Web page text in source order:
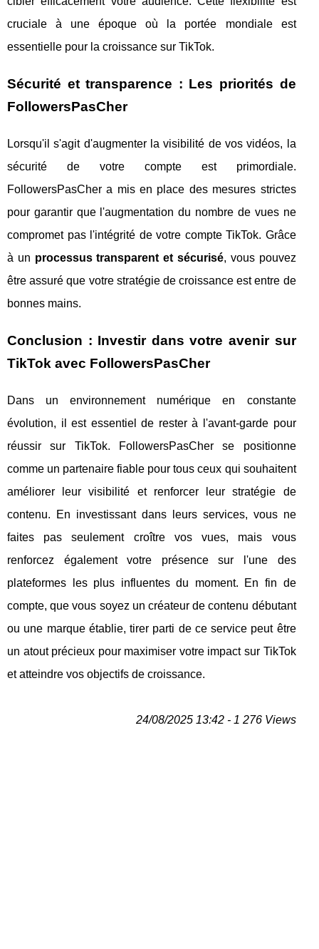
cruciale à une époque où la portée mondiale est
essentielle pour la croissance sur TikTok.
Sécurité et transparence : Les priorités de
FollowersPasCher
Lorsqu'il s'agit d'augmenter la visibilité de vos vidéos, la
sécurité de votre compte est primordiale.
FollowersPasCher a mis en place des mesures strictes
pour garantir que l'augmentation du nombre de vues ne
compromet pas l'intégrité de votre compte TikTok. Grâce
à un processus transparent et sécurisé, vous pouvez
être assuré que votre stratégie de croissance est entre de
bonnes mains.
Conclusion : Investir dans votre avenir sur
TikTok avec FollowersPasCher
Dans un environnement numérique en constante
évolution, il est essentiel de rester à l'avant-garde pour
réussir sur TikTok. FollowersPasCher se positionne
comme un partenaire fiable pour tous ceux qui souhaitent
améliorer leur visibilité et renforcer leur stratégie de
contenu. En investissant dans leurs services, vous ne
faites pas seulement croître vos vues, mais vous
renforcez également votre présence sur l'une des
plateformes les plus influentes du moment. En fin de
compte, que vous soyez un créateur de contenu débutant
ou une marque établie, tirer parti de ce service peut être
un atout précieux pour maximiser votre impact sur TikTok
et atteindre vos objectifs de croissance.
24/08/2025 13:42 - 1 276 Views